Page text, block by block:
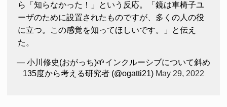
ら「知らなかった！」という反応。「鏡は車椅子ユ
ーザのために設置されたものですが、多くの人の役
に立つ。この感覚を知ってほしいです。」と伝え
た。
— 小川修史(おがっち)🌱インクルーシブについて斜め
135度から考える研究者 (@ogatti21) May 29, 2022